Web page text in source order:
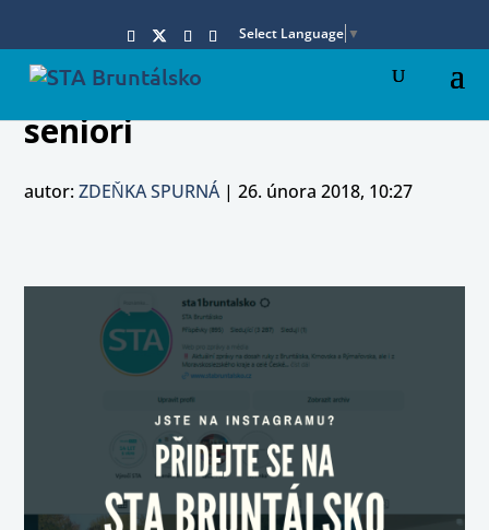
Select Language ▼
seniori
autor:ZDEŇKA SPURNÁ|26. února 2018, 10:27